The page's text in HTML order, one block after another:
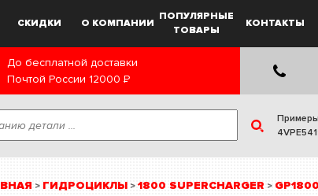
СКИДКИ О КОМПАНИИ
ПОПУЛЯРНЫЕ
ТОВАРЫ
КОНТАКТЫ
До бесплатной доставки
Почтой России 12000 Р
> ГИДРОЦИКЛЫ > 1800 SUPERCHARGER >